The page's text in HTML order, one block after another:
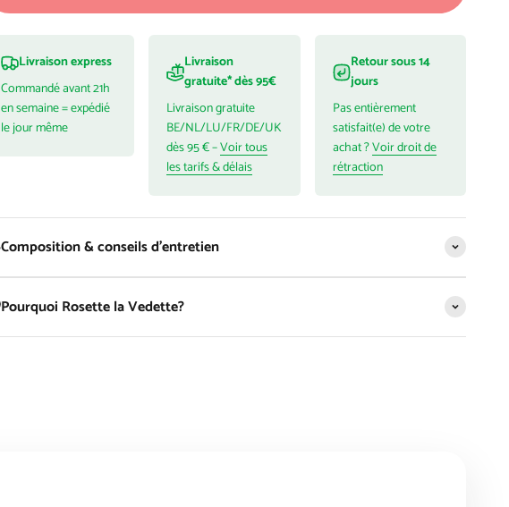
Livraison express
Commandé avant 21h
en semaine = expédié
le jour même
Livraison
gratuite* dès 95€
Livraison gratuite
BE/NL/LU/FR/DE/UK
dès 95 € –Voir tous
les tarifs & délais
Retour sous 14
jours
Pas entièrement
satisfait(e) de votre
achat ?Voir droit de
rétraction
Composition & conseils d'entretien
Pourquoi Rosette la Vedette?